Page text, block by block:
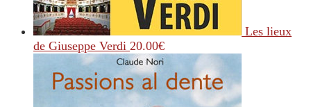
Les lieux
de Giuseppe Verdi 20.00€